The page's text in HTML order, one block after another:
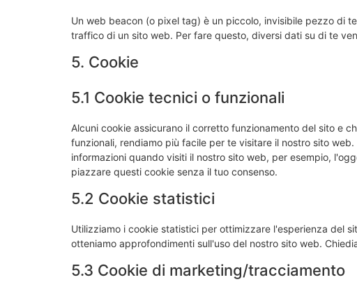
Un web beacon (o pixel tag) è un piccolo, invisibile pezzo di
traffico di un sito web. Per fare questo, diversi dati su di te
5. Cookie
5.1 Cookie tecnici o funzionali
Alcuni cookie assicurano il corretto funzionamento del sito e
funzionali, rendiamo più facile per te visitare il nostro sito
informazioni quando visiti il nostro sito web, per esempio,
piazzare questi cookie senza il tuo consenso.
5.2 Cookie statistici
Utilizziamo i cookie statistici per ottimizzare l'esperienza del
otteniamo approfondimenti sull'uso del nostro sito web.
5.3 Cookie di marketing/tracciamento